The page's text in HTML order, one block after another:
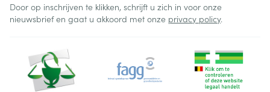
Door op inschrijven te klikken, schrijft u zich in voor onze
nieuwsbrief en gaat u akkoord met onze privacy policy.